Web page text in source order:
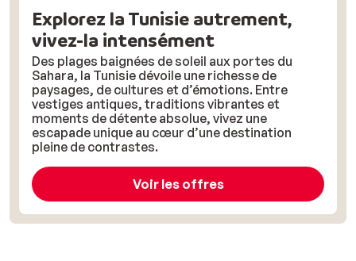
Explorez la Tunisie autrement,
vivez-la intensément
Des plages baignées de soleil aux portes du
Sahara, la Tunisie dévoile une richesse de
paysages, de cultures et d’émotions. Entre
vestiges antiques, traditions vibrantes et
moments de détente absolue, vivez une
escapade unique au cœur d’une destination
pleine de contrastes.
Voir les offres